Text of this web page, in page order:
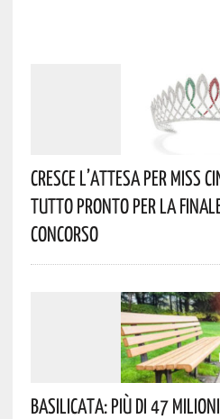
Cresce L’attesa Per Miss
Tutto Pronto Per La
Concorso
Basilicata: Più Di 47